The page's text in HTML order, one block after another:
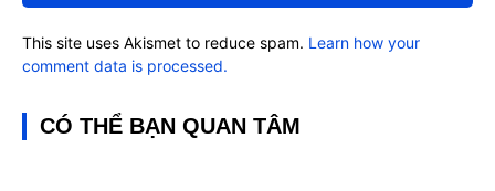
This site uses Akismet to reduce spam. Learn how your
comment data is processed.
CÓ THỂ BẠN QUAN TÂM